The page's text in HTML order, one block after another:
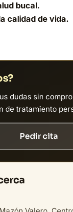
bucal.
calidad de vida.
dudas sin
de tratamiento
Pedir cita